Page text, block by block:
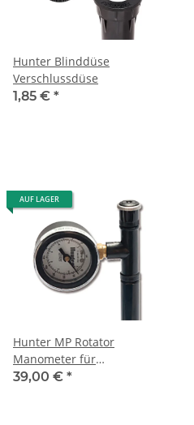
Hunter Blinddüse
Verschlussdüse
1,85 € *
AUF LAGER
Hunter MP Rotator
Manometer für
Düsendruckprüfung
39,00 € *